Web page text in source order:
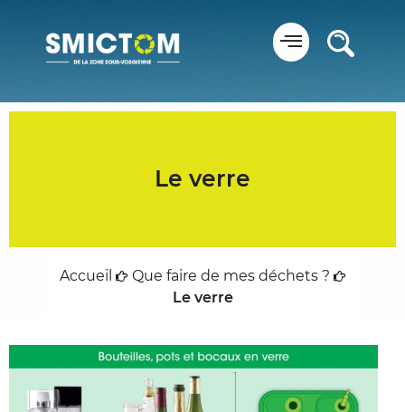
Le verre
Accueil
Que faire de mes déchets ?
Le verre